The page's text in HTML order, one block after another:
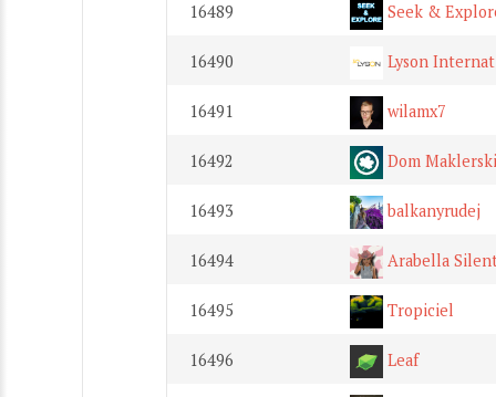
16489 Seek &
16490 Lyson
16491 wilamx7
16492 Dom
16493 balkanyrudej
16494 Arabella
16495 Tropiciel
16496 Leaf